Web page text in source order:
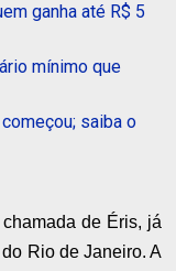
ganha até R$ 5
mínimo que
saiba o
de Éris, já
Rio de Janeiro. A